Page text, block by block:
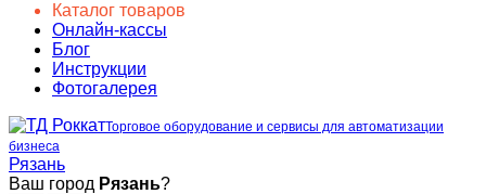
Каталог товаров
Онлайн-кассы
Блог
Инструкции
Фотогалерея
Торговое оборудование и сервисы для автоматизации
бизнеса
Рязань
Ваш город Рязань?